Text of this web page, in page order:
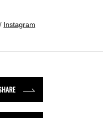
/ Instagram